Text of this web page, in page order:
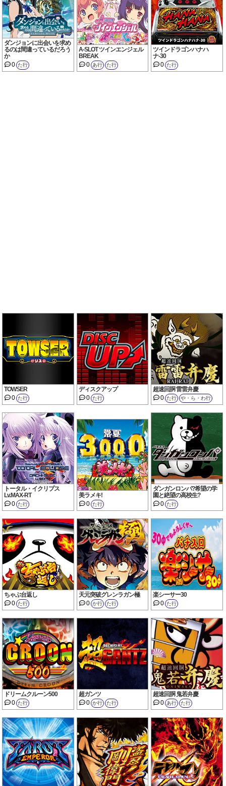
ダンジョンに出会いを求め
るのは間違っているだろう
か
0 た行
A-SLOT ツインエンジェル
BREAK
0 あ行 た行
ツインドラゴンハナハ
ナ-30
0 た行
TOWSER
0 た行
ディスクアップ
0 た行
超速回胴 雷雷弁慶
0 た行 や・ら・わ行
トータル・イクリプス
Lv.MAX-RT
0 た行
美ラメキ!
0 た行
ダンガンロンパ?希望の学
園と絶望の高校生?
0 た行
ちゃぶ台返し
0 た行
天元突破グレンラガン極
0 か行 た行
楽シーサー30
0 た行
ドリームクルーン500
0 た行
超ガンツ
0 か行 た行
超速回胴 鬼若弁慶
0 あ行 た行